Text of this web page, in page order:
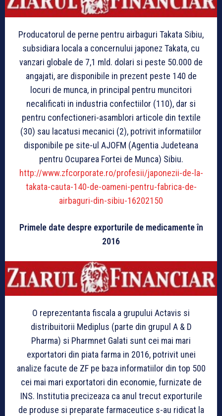
Producatorul de perne pentru airbaguri Takata Sibiu,
subsidiara locala a concernului japonez Takata, cu
vanzari globale de 7,1 mld. dolari si peste 50.000 de
angajati, are disponibile in prezent peste 140 de
locuri de munca, in principal pentru muncitori
necalificati in industria confectiilor (110), dar si
pentru confectioneri-asamblori articole din textile
(30) sau lacatusi mecanici (2), potrivit informatiilor
disponibile pe site-ul AJOFM (Agentia Judeteana
pentru Ocuparea Fortei de Munca) Sibiu.
http://www.zfcorporate.ro/profesii/japonezii-de-la-
takata-cauta-140-de-oameni-pentru-fabrica-de-
airbaguri-din-sibiu-16202150
Primele date despre exporturile de medicamente în
2016
O reprezentanta fiscala a grupului Actavis si
distribuitorii Mediplus (parte din grupul A & D
Pharma) si Pharmnet Galati sunt cei mai mari
exportatori din piata farma in 2016, potrivit unei
analize facute de ZF pe baza informatiilor din top 500
cei mai mari exportatori din economie, furnizate de
INS. Institutia precizeaza ca anul trecut exporturile
de produse si preparate farmaceutice s-au ridicat la